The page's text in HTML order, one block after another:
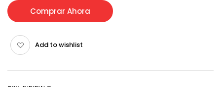
Comprar Ahora
Add to wishlist